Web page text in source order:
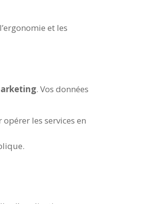
et les
. Vos données
les services en